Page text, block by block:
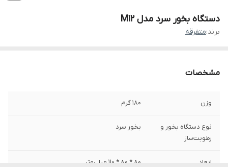
دستگاه بخور سرد مدل M12
برند:متفرقه
مشخصات
وزن 180 گرم
نوع دستگاه بخور و
رطوبت‌ساز
بخور سرد
ابعاد 80 * 80 * 110 میلی‌متر